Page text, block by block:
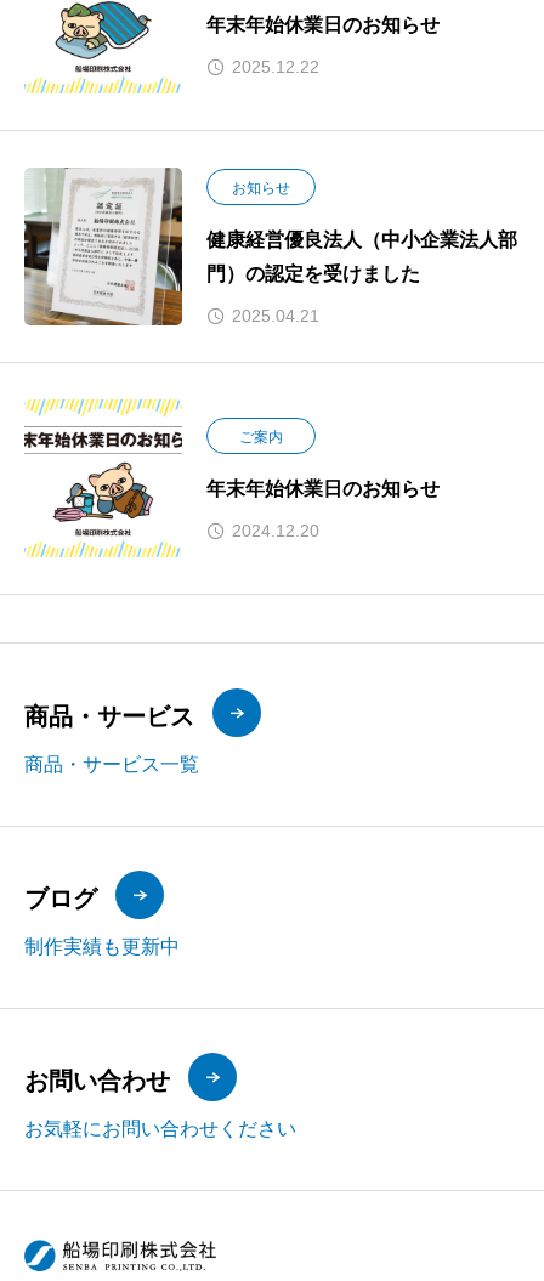
年末年始休業日のお知らせ
2025.12.22
お知らせ
健康経営優良法人（中小企業法人部
門）の認定を受けました
2025.04.21
ご案内
年末年始休業日のお知らせ
2024.12.20
商品・サービス
商品・サービス一覧
ブログ
制作実績も更新中
お問い合わせ
お気軽にお問い合わせください